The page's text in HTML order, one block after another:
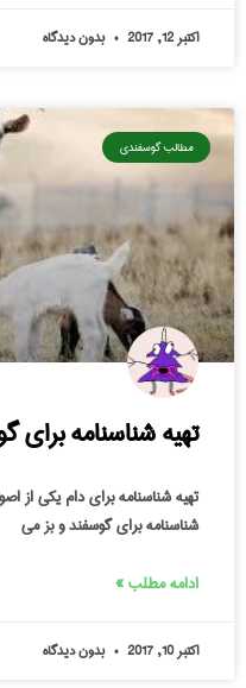
اکتبر 12, 2017 بدون دیدگاه
مطالب گوسفندی
تهیه شناسنامه برای
تهیه شناسنامه برای دام یکی از
شناسنامه برای گوسفند و بز می
ادامه مطلب »
اکتبر 10, 2017 بدون دیدگاه